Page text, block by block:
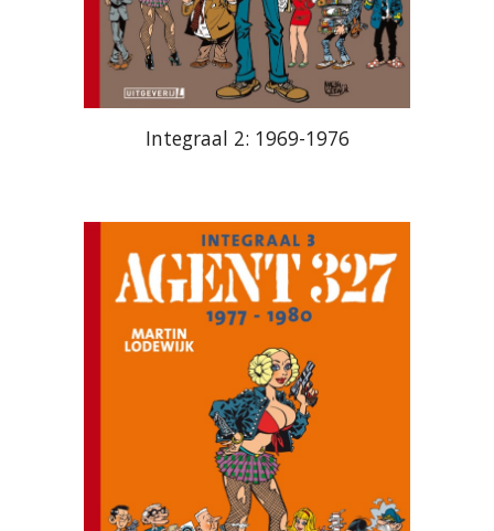
Integraal 2: 1969-1976